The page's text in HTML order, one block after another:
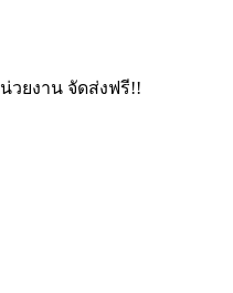
ยงาน จัดส่งฟรี!!